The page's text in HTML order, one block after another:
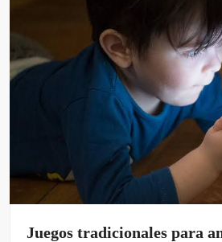
Juegos tradicionales para